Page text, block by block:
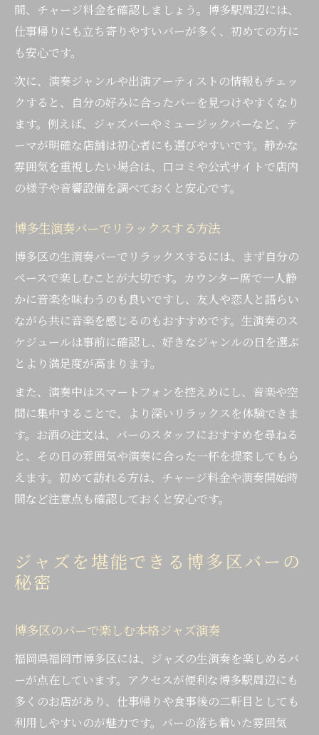
間、チャージ料金を確認しましょう。博多駅周辺には、
仕事帰りにも立ち寄りやすいバーが多く、初めての方に
も安心です。
次に、演奏ジャンルや出演アーティストの情報もチェッ
クすると、自分の好みに合ったバーを見つけやすくなり
ます。例えば、ジャズバーやミュージックバーなど、テ
ーマが明確な店舗は初心者にも選びやすいです。静かな
雰囲気を重視したい場合は、口コミや公式サイトで店内
の様子や音響設備を調べておくと安心です。
博多生演奏バーでリラックスする方法
博多区の生演奏バーでリラックスするには、まず自分の
ペースで楽しむことが大切です。カウンター席で一人静
かに音楽を味わうのも良いですし、友人や恋人と語らい
ながら共に音楽を感じるのもおすすめです。生演奏のス
ケジュールは事前に確認し、好きなジャンルの日を選ぶ
とより満足度が高まります。
また、演奏中はスマートフォンを控えめにし、音楽や空
間に集中することで、より深いリラックスを体験できま
す。お酒の注文は、バーのスタッフにおすすめを尋ねる
と、その日の雰囲気や演奏に合った一杯を提案してもら
えます。初めて訪れる方は、チャージ料金や演奏開始時
間など注意点も確認しておくと安心です。
ジャズを堪能できる博多区バーの
秘密
博多区のバーで楽しむ本格ジャズ演奏
福岡県福岡市博多区には、ジャズの生演奏を楽しめるバ
ーが点在しています。アクセスが便利な博多駅周辺にも
多くのお店があり、仕事帰りや食事後の二軒目としても
利用しやすいのが魅力です。バーの落ち着いた雰囲気